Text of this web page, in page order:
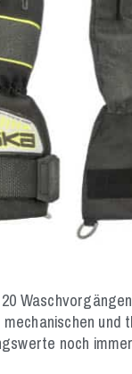
und
noch